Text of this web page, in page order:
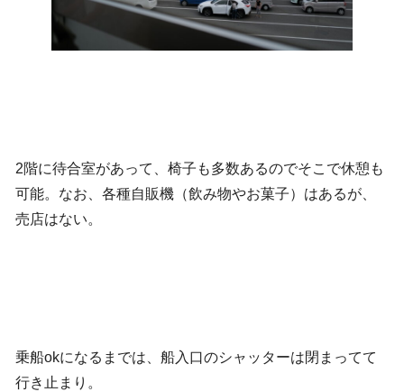
2階に待合室があって、椅子も多数あるのでそこで休憩も
可能。なお、各種自販機（飲み物やお菓子）はあるが、
売店はない。
乗船okになるまでは、船入口のシャッターは閉まってて
行き止まり。